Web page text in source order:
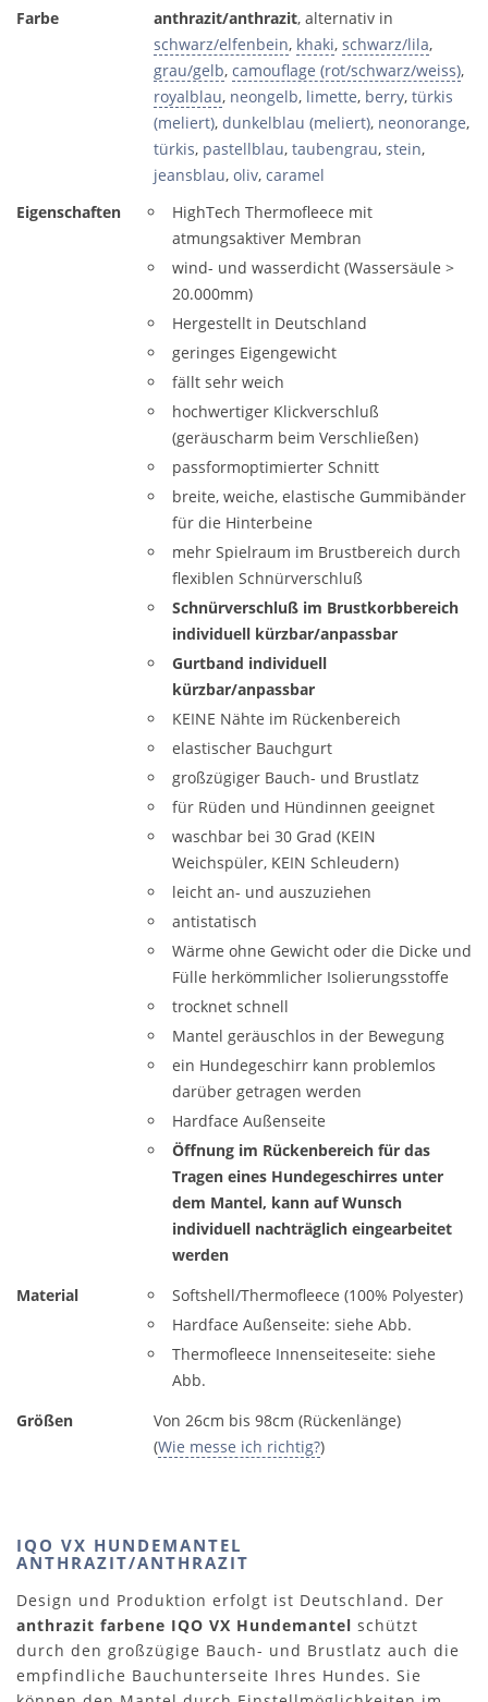
Farbe anthrazit/anthrazit, alternativ in
schwarz/elfenbein, khaki, schwarz/lila,
grau/gelb, camouflage (rot/schwarz/weiss),
royalblau, neongelb, limette, berry, türkis
(meliert), dunkelblau (meliert), neonorange,
türkis, pastellblau, taubengrau, stein,
jeansblau, oliv, caramel
Eigenschaften
HighTech Thermofleece mit
atmungsaktiver Membran
wind- und wasserdicht (Wassersäule >
20.000mm)
Hergestellt in Deutschland
geringes Eigengewicht
fällt sehr weich
hochwertiger Klickverschluß
(geräuscharm beim Verschließen)
passformoptimierter Schnitt
breite, weiche, elastische Gummibänder
für die Hinterbeine
mehr Spielraum im Brustbereich durch
flexiblen Schnürverschluß
Schnürverschluß im Brustkorbbereich
individuell kürzbar/anpassbar
Gurtband individuell
kürzbar/anpassbar
KEINE Nähte im Rückenbereich
elastischer Bauchgurt
großzügiger Bauch- und Brustlatz
für Rüden und Hündinnen geeignet
waschbar bei 30 Grad (KEIN
Weichspüler, KEIN Schleudern)
leicht an- und auszuziehen
antistatisch
Wärme ohne Gewicht oder die Dicke und
Fülle herkömmlicher Isolierungsstoffe
trocknet schnell
Mantel geräuschlos in der Bewegung
ein Hundegeschirr kann problemlos
darüber getragen werden
Hardface Außenseite
Öffnung im Rückenbereich für das
Tragen eines Hundegeschirres unter
dem Mantel, kann auf Wunsch
individuell nachträglich eingearbeitet
werden
Material
Softshell/Thermofleece (100% Polyester)
Hardface Außenseite: siehe Abb.
Thermofleece Innenseiteseite: siehe
Abb.
Größen
Von 26cm bis 98cm (Rückenlänge)
(Wie messe ich richtig?)
IQO VX HUNDEMANTEL
ANTHRAZIT/ANTHRAZIT
Design und Produktion erfolgt ist Deutschland. Der
anthrazit farbene IQO VX Hundemantel schützt
durch den großzügige Bauch- und Brustlatz auch die
empfindliche Bauchunterseite Ihres Hundes. Sie